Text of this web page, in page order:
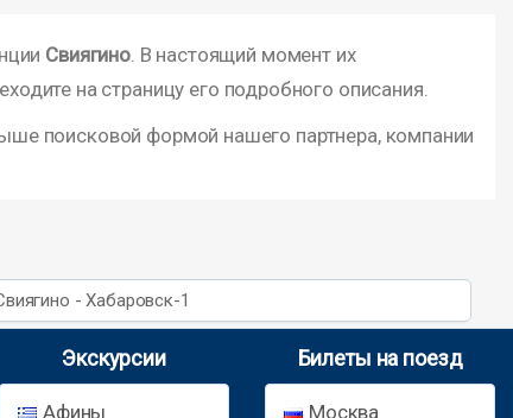
Свиягино. В настоящий момент их
на страницу его подробного описания.
поисковой формой нашего партнера, компании
- Хабаровск-1
Экскурсии
Афины
Билеты на поезд
Москва